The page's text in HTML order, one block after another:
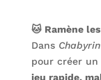
basé sur
client
🐱 Ramène
Dans
pour créer un
jeu rapide,